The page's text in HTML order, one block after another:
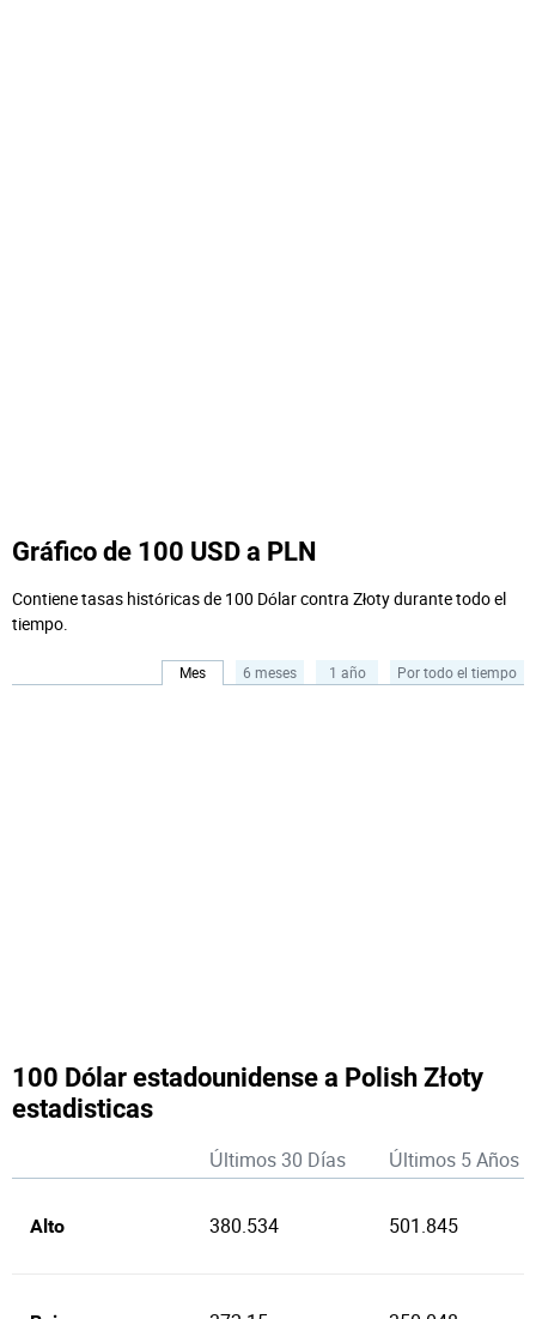
Gráfico de 100 USD a PLN
Contiene tasas históricas de 100 Dólar contra Złoty durante todo el
tiempo.
Mes 6 meses 1 año Por todo el tiempo
100 Dólar estadounidense a Polish Złoty
estadisticas
Últimos 30 Días Últimos 5 Años
Alto 380.534 501.845